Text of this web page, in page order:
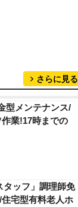
さらに見る
型メンテナンス/
業!17時までの
タッフ」調理師免
宅型有料老人ホ